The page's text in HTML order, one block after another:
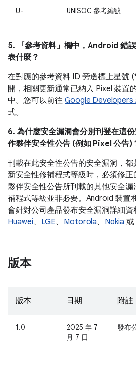
U- UNISOC 參考編號
5. 「參考資料」 欄中，Android 錯
表什麼？
在對應的參考資料 ID 旁邊標上星號
開，相關更新通常已納入 Pixel 裝置
中。您可以前往 Google Developers
式。
6. 為什麼安全漏洞會分別刊登在這
作夥伴安全性公告 (例如 Pixel 公告)
刊載在此安全性公告的安全漏洞，
新安全性修補程式等級時，必須修
夥伴安全性公告所刊載的其他安全
補程式等級並非必要。Android 裝置
會針對公司產品發布安全漏洞詳細資
Huawei、 LGE、 Motorola、 Nokia 或
版本
版本 日期 附註
1.0
2025 年 7
月 7 日
發布